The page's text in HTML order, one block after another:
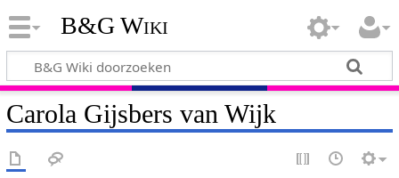
B&G Wiki
Carola Gijsbers van Wijk